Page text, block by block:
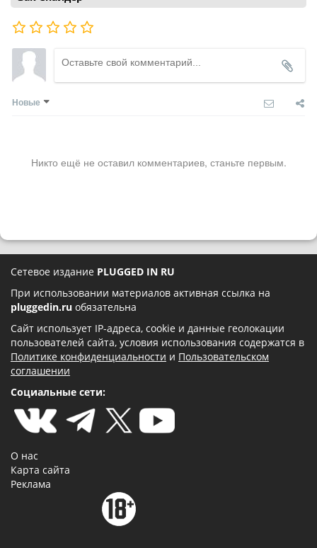
Новые
Никто ещё не оставил комментариев, станьте первым.
Сетевое издание PLUGGED IN RU
При использовании материалов активная ссылка на
pluggedin.ru обязательна
Сайт использует IP-адреса, cookie и данные геолокации
пользователей сайта, условия использования содержатся в
Политике конфиденциальности и Пользовательском
соглашении
Социальные сети:
О нас
Карта сайта
Реклама